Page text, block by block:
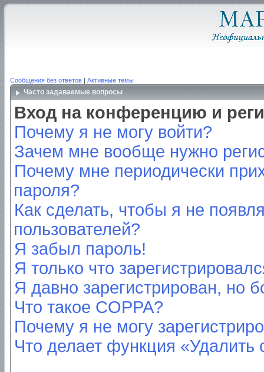
Сообщения без ответов | Активные темы
Часто задаваемые вопросы
Вход на конференцию и
Почему я не могу войти?
Зачем мне вообще нужно
Почему мне периодически
пароля?
Как сделать, чтобы я не
пользователей?
Я забыл пароль!
Я только что
Я давно зарегистрирован, но
Что такое COPPA?
Почему я не могу
Что делает функция